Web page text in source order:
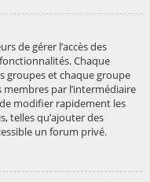
de gérer l’accès des
Chaque
groupes et chaque groupe
par l’intermédiaire
modifier rapidement les
telles qu’ajouter des
un forum privé.